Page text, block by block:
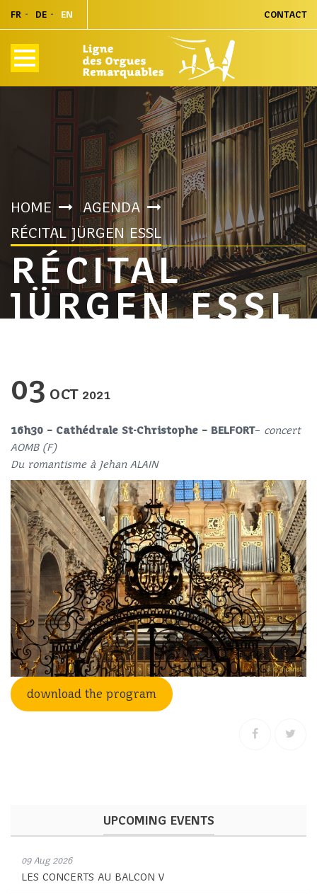
FR DE EN CONTACT
HOME
AGENDA
RÉCITAL JÜRGEN ESSL
RÉCITAL
JÜRGEN ESSL
03 OCT 2021
16h30 – Cathédrale St-Christophe – BELFORT– concert
AOMB (F)
Du romantisme à Jehan ALAIN
download the program
UPCOMING EVENTS
09 Aug 2026
LES CONCERTS AU BALCON V